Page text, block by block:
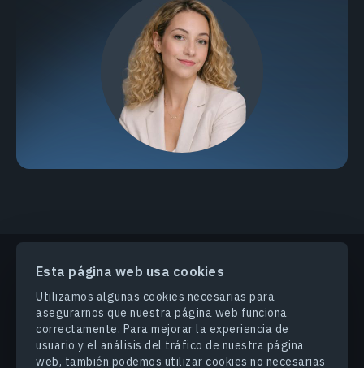
Esta página web usa cookies
Utilizamos algunas cookies necesarias para
asegurarnos que nuestra página web funciona
correctamente. Para mejorar la experiencia de
usuario y el análisis del tráfico de nuestra página
web, también podemos utilizar cookies no necesarias
PRODUCTOS Y SOLUCIONES
INDUSTRIAS